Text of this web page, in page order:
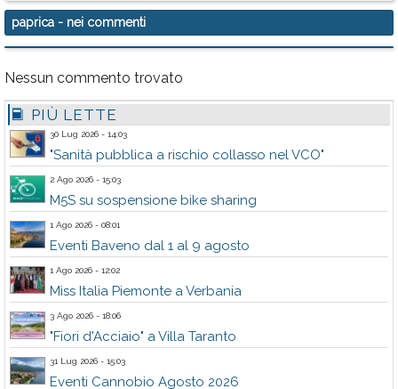
paprica - nei commenti
Nessun commento trovato
PIÙ LETTE
30 Lug 2026 - 14:03
"Sanità pubblica a rischio collasso nel VCO"
2 Ago 2026 - 15:03
M5S su sospensione bike sharing
1 Ago 2026 - 08:01
Eventi Baveno dal 1 al 9 agosto
1 Ago 2026 - 12:02
Miss Italia Piemonte a Verbania
3 Ago 2026 - 18:06
"Fiori d'Acciaio" a Villa Taranto
31 Lug 2026 - 15:03
Eventi Cannobio Agosto 2026